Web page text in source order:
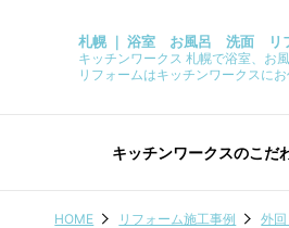
札幌 ｜ 浴室 お風呂 洗面 リフ
キッチンワークス 札幌で浴室、お
リフォームはキッチンワークスにお
キッチンワークスのこだ
HOME リフォーム施工事例 外